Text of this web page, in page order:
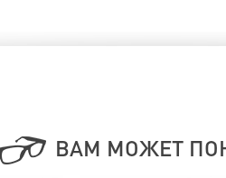
ВАМ МОЖЕТ